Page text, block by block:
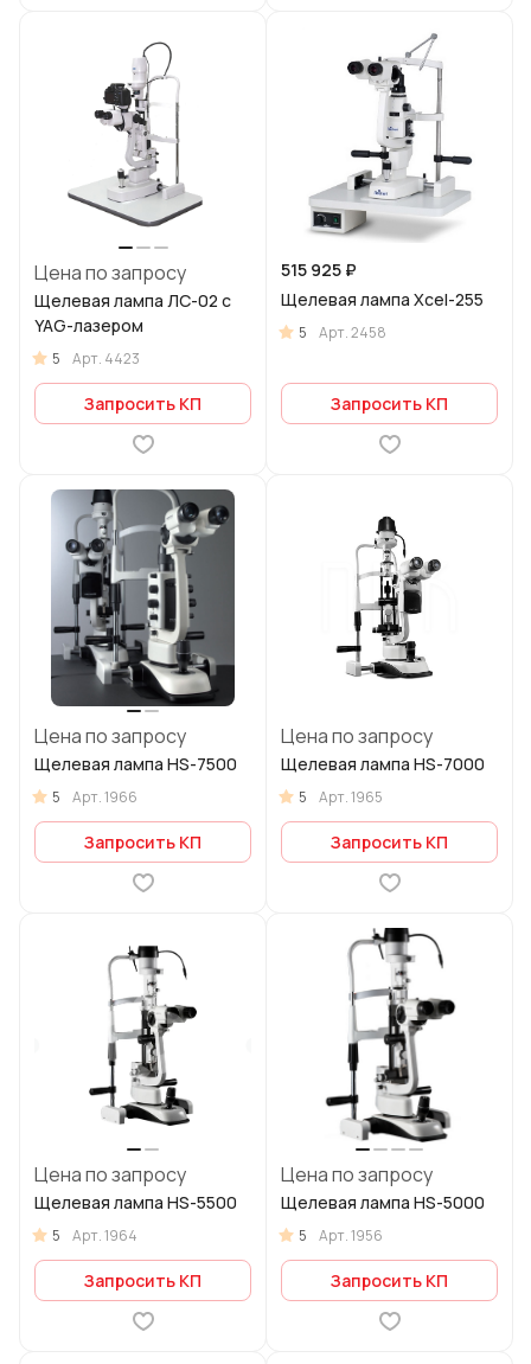
Цена по запросу
Щелевая лампа ЛС-02 с
YAG-лазером
5 Арт. 4423
Запросить КП
515 925 ₽
Щелевая лампа Xcel-255
5 Арт.2458
Запросить КП
Цена по запросу
Щелевая лампа HS-7500
5 Арт.1966
Запросить КП
Цена по запросу
Щелевая лампа HS-7000
5 Арт.1965
Запросить КП
Цена по запросу
Щелевая лампа HS-5500
5 Арт.1964
Запросить КП
Цена по запросу
Щелевая лампа HS-5000
5 Арт.1956
Запросить КП